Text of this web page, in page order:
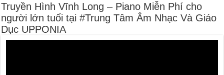
Truyền Hình Vĩnh Long – Piano Miễn Phí cho
người lớn tuổi tại #Trung Tâm Âm Nhạc Và Giáo
Dục UPPONIA